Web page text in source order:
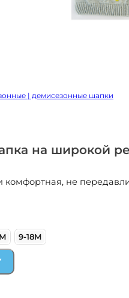
на широкой
не
| демисезонные шапки
9-18М